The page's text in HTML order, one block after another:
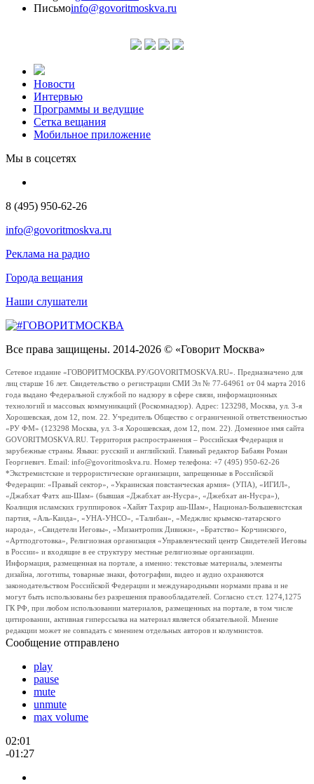
Письмоinfo@govoritmoskva.ru
Новости
Интервью
Программы и ведущие
Сетка вещания
Мобильное приложение
Мы в соцсетях
8 (495) 950-62-26
info@govoritmoskva.ru
Реклама на радио
Города вещания
Наши слушатели
Все права защищены. 2014-2026 © «Говорит Москва»
Сетевое издание «ГОВОРИТМОСКВА.РУ/GOVORITMOSKVA.RU». Предназначено для
лиц старше 16 лет. Свидетельство о регистрации СМИ Эл № 77-64961 от 04 марта 2016
года выдано Федеральной службой по надзору в сфере связи, информационных
технологий и массовых коммуникаций (Роскомнадзор). Адрес: 123298, Москва, ул. 3-я
Хорошевская, дом 12, пом. 22. Учредитель Общество с ограниченной ответственностью
«РУ ФМ» (123298 Москва, ул. 3-я Хорошевская, дом 12, пом. 22). Доменное имя сайта
GOVORITMOSKVA.RU. Территория распространения – Российская Федерация и
зарубежные страны. Языки: русский и английский. Главный редактор Бабаян Роман
Георгиевич. Email: info@govoritmoskva.ru. Номер телефона: +7 (495) 950-62-26
*Экстремистские и террористические организации, запрещенные в Российской
Федерации: «Правый сектор», «Украинская повстанческая армия» (УПА), «ИГИЛ»,
«Джабхат Фатх аш-Шам» (бывшая «Джабхат ан-Нусра», «Джебхат ан-Нусра»),
Коалиция исламских группировок «Хайят Тахрир аш-Шам», Национал-Большевистская
партия, «Аль-Каида», «УНА-УНСО», «Талибан», «Меджлис крымско-татарского
народа», «Свидетели Иеговы», «Мизантропик Дивижн», «Братство» Корчинского,
«Артподготовка», Религиозная организация «Управленческий центр Свидетелей Иеговы
в России» и входящие в ее структуру местные религиозные организации.
Информация, размещенная на портале, а именно: текстовые материалы, элементы
дизайна, логотипы, товарные знаки, фотографии, видео и аудио охраняются
законодательством Российской Федерации и международными нормами права и не
могут быть использованы без разрешения правообладателей. Согласно ст.ст. 1274,1275
ГК РФ, при любом использовании материалов, размещенных на портале, в том числе
цитировании, активная гиперссылка на материал является обязательной. Мнение
редакции может не совпадать с мнением отдельных авторов и колумнистов.
Сообщение отправлено
play
pause
mute
unmute
max volume
02:01
-01:27